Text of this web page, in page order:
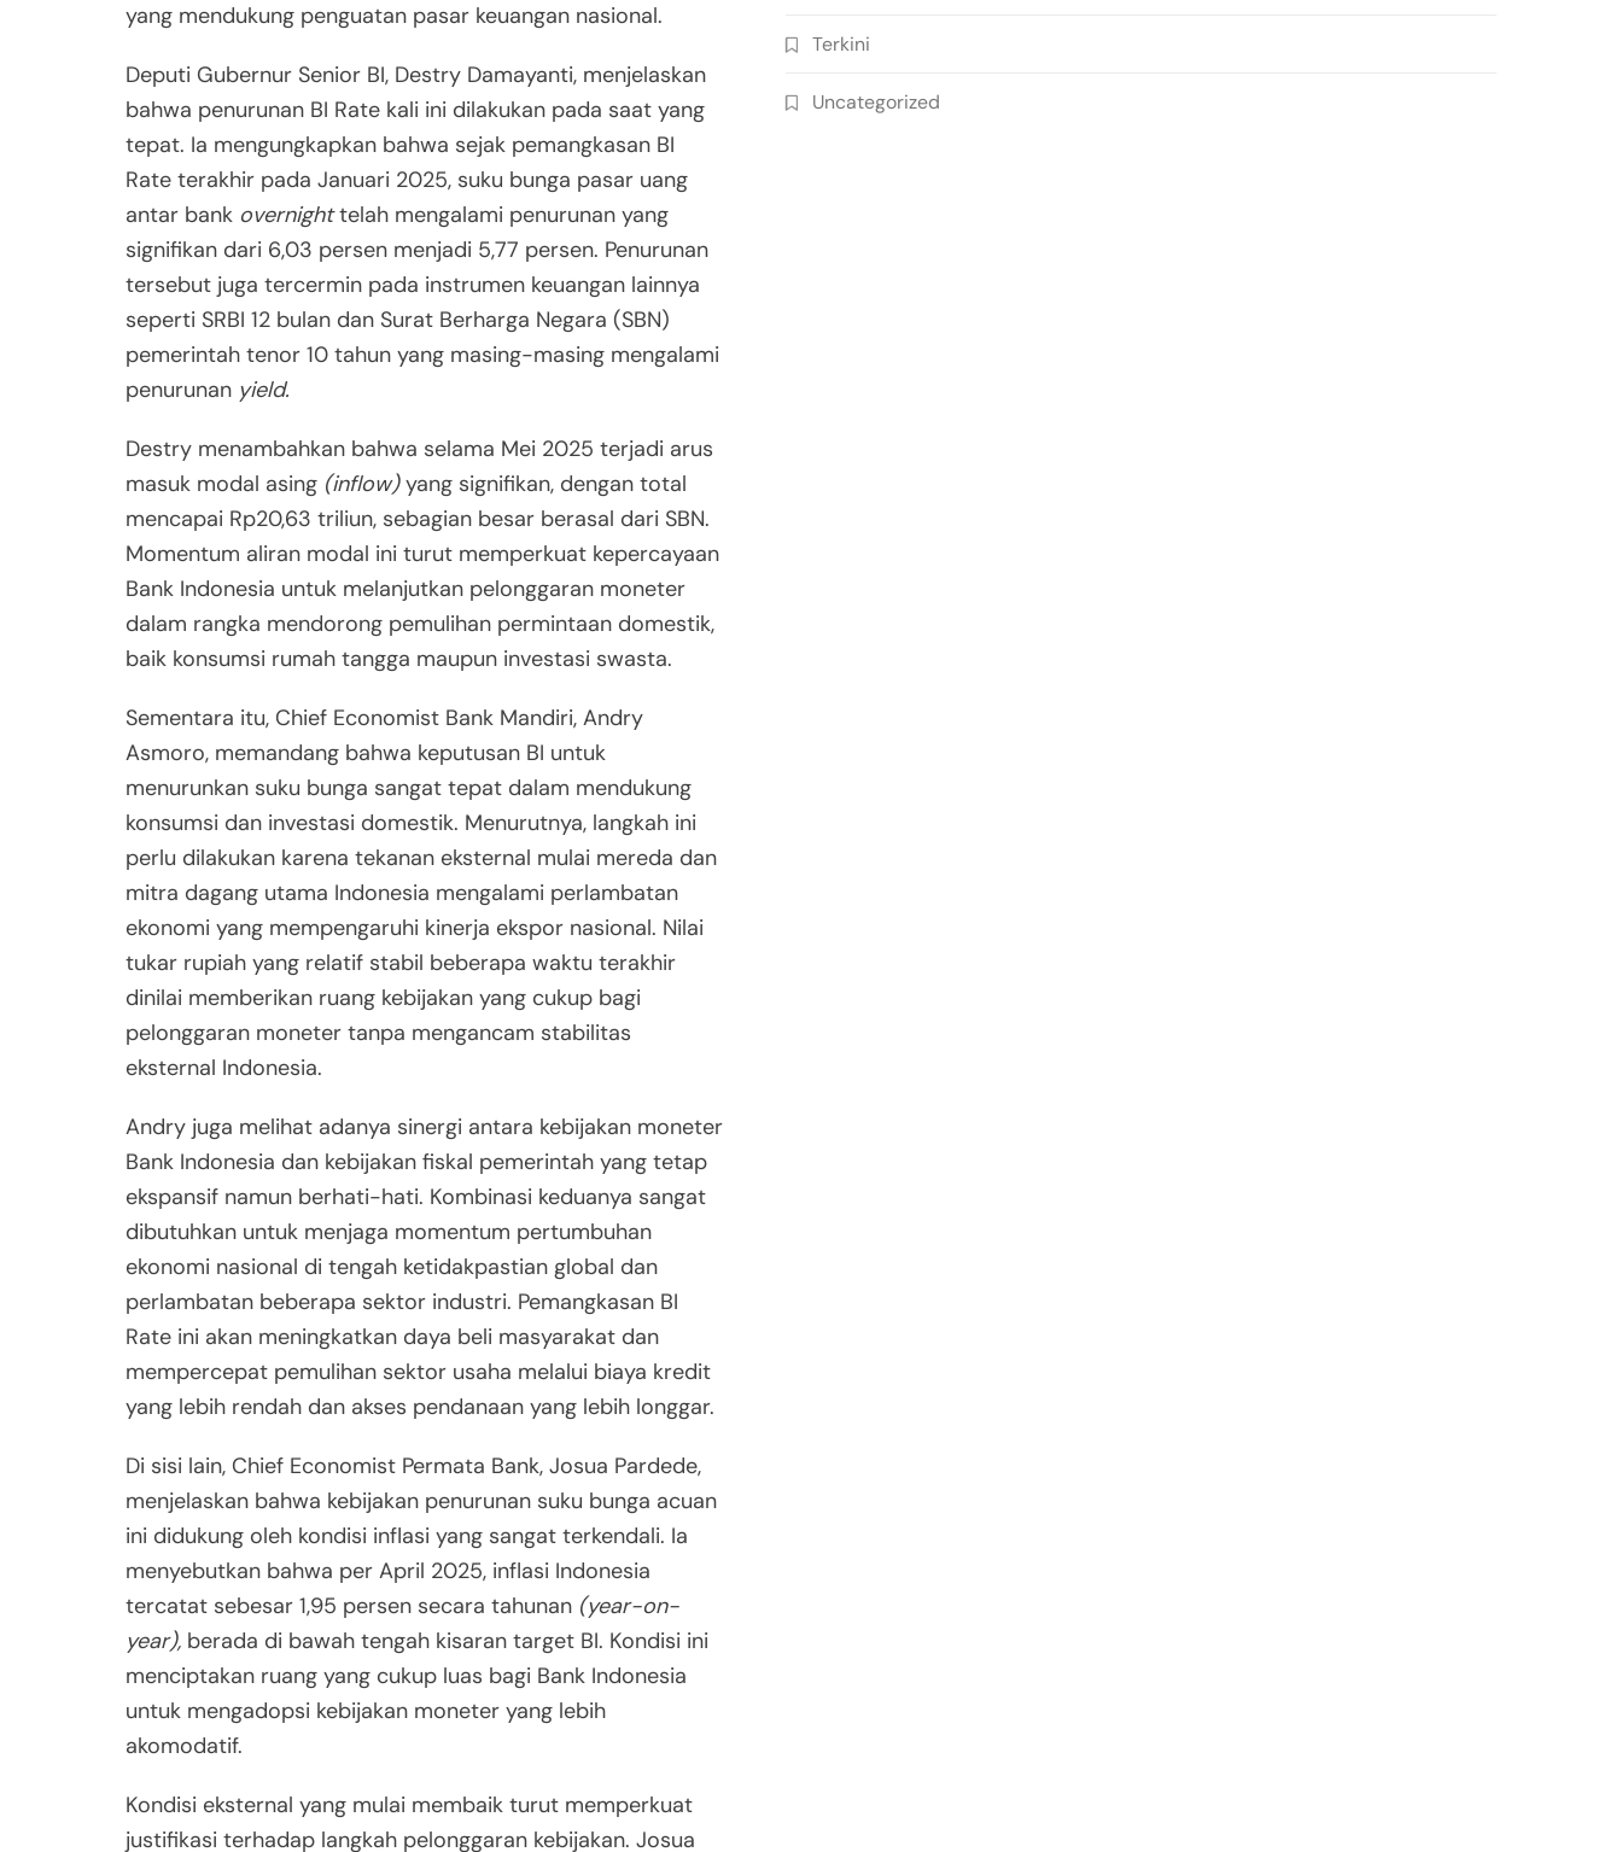
yang mendukung penguatan pasar keuangan nasional.
Deputi Gubernur Senior BI, Destry Damayanti, menjelaskan
bahwa penurunan BI Rate kali ini dilakukan pada saat yang
tepat. Ia mengungkapkan bahwa sejak pemangkasan BI
Rate terakhir pada Januari 2025, suku bunga pasar uang
antar bank overnighttelah mengalami penurunan yang
signifikan dari 6,03 persen menjadi 5,77 persen. Penurunan
tersebut juga tercermin pada instrumen keuangan lainnya
seperti SRBI 12 bulan dan Surat Berharga Negara (SBN)
pemerintah tenor 10 tahun yang masing-masing mengalami
penurunan yield.
Destry menambahkan bahwa selama Mei 2025 terjadi arus
masuk modal asing (inflow)yang signifikan, dengan total
mencapai Rp20,63 triliun, sebagian besar berasal dari SBN.
Momentum aliran modal ini turut memperkuat kepercayaan
Bank Indonesia untuk melanjutkan pelonggaran moneter
dalam rangka mendorong pemulihan permintaan domestik,
baik konsumsi rumah tangga maupun investasi swasta.
Sementara itu, Chief Economist Bank Mandiri, Andry
Asmoro, memandang bahwa keputusan BI untuk
menurunkan suku bunga sangat tepat dalam mendukung
konsumsi dan investasi domestik. Menurutnya, langkah ini
perlu dilakukan karena tekanan eksternal mulai mereda dan
mitra dagang utama Indonesia mengalami perlambatan
ekonomi yang mempengaruhi kinerja ekspor nasional. Nilai
tukar rupiah yang relatif stabil beberapa waktu terakhir
dinilai memberikan ruang kebijakan yang cukup bagi
pelonggaran moneter tanpa mengancam stabilitas
eksternal Indonesia.
Andry juga melihat adanya sinergi antara kebijakan moneter
Bank Indonesia dan kebijakan fiskal pemerintah yang tetap
ekspansif namun berhati-hati. Kombinasi keduanya sangat
dibutuhkan untuk menjaga momentum pertumbuhan
ekonomi nasional di tengah ketidakpastian global dan
perlambatan beberapa sektor industri. Pemangkasan BI
Rate ini akan meningkatkan daya beli masyarakat dan
mempercepat pemulihan sektor usaha melalui biaya kredit
yang lebih rendah dan akses pendanaan yang lebih longgar.
Di sisi lain, Chief Economist Permata Bank, Josua Pardede,
menjelaskan bahwa kebijakan penurunan suku bunga acuan
ini didukung oleh kondisi inflasi yang sangat terkendali. Ia
menyebutkan bahwa per April 2025, inflasi Indonesia
tercatat sebesar 1,95 persen secara tahunan (year-on-
year), berada di bawah tengah kisaran target BI. Kondisi ini
menciptakan ruang yang cukup luas bagi Bank Indonesia
untuk mengadopsi kebijakan moneter yang lebih
akomodatif.
Kondisi eksternal yang mulai membaik turut memperkuat
justifikasi terhadap langkah pelonggaran kebijakan. Josua
Terkini
Uncategorized